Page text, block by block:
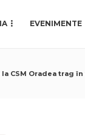
EVENIMENTE
CSM Oradea trag